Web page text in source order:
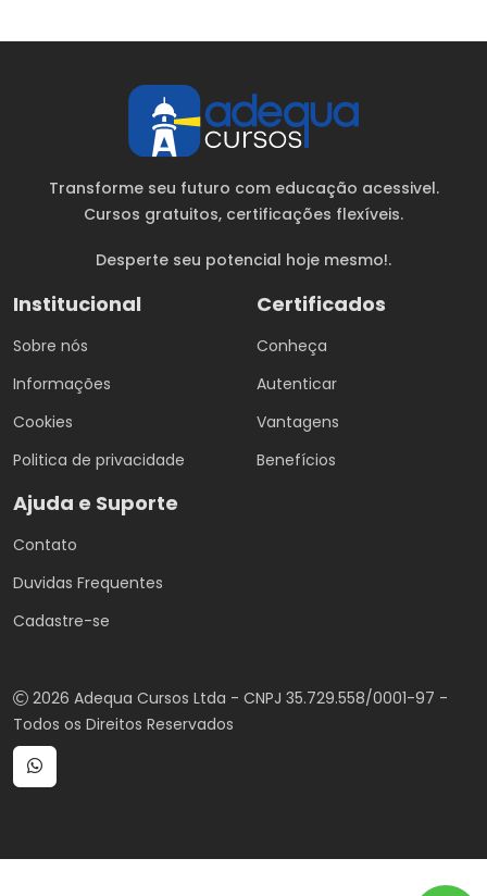
Transforme seu futuro com educação acessivel.
Cursos gratuitos, certificações flexíveis.
Desperte seu potencial hoje mesmo!.
Institucional
Sobre nós
Informações
Cookies
Politica de privacidade
Certificados
Conheça
Autenticar
Vantagens
Benefícios
Ajuda e Suporte
Contato
Duvidas Frequentes
Cadastre-se
2026 Adequa Cursos Ltda - CNPJ 35.729.558/0001-97 -
Todos os Direitos Reservados